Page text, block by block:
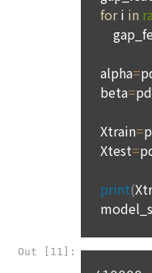
아직 데이콘 계정
제 16 조 (청약철회 등의
은 경우, 3영업일 이내
금을 환급하거나 그 조
에 대하여 「전자상거
행령」 제21조의 2에서
2. “사이트”는 위 대금을
는 전자화폐 등의 결제
급한 때에는 지체 없이
금 재화 및 서비스 등의
청한다.
후 5년 동안 지원내역
취업 사실을 공유하지
위해 회원의 지원정보를
경우와 개별적으로 동